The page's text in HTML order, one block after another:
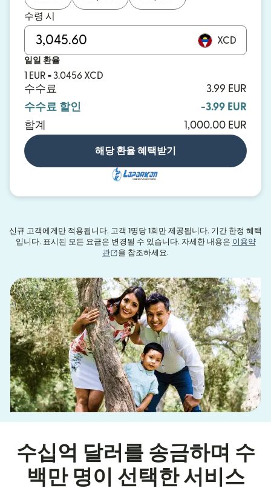
수령 시
XCD
일일 환율
1 EUR = 3.0456 XCD
수수료
3.99 EUR
수수료 할인
-3.99 EUR
합계
1,000.00 EUR
해당 환율 혜택받기
신규 고객에게만 적용됩니다. 고객 1명당 1회만 제공됩니다. 기간 한정 혜택
입니다. 표시된 모든 요금은 변경될 수 있습니다. 자세한 내용은 이용약
관
(새 창에서 열림)
을 참조하세요.
수십억 달러를 송금하며 수
백만 명이 선택한 서비스